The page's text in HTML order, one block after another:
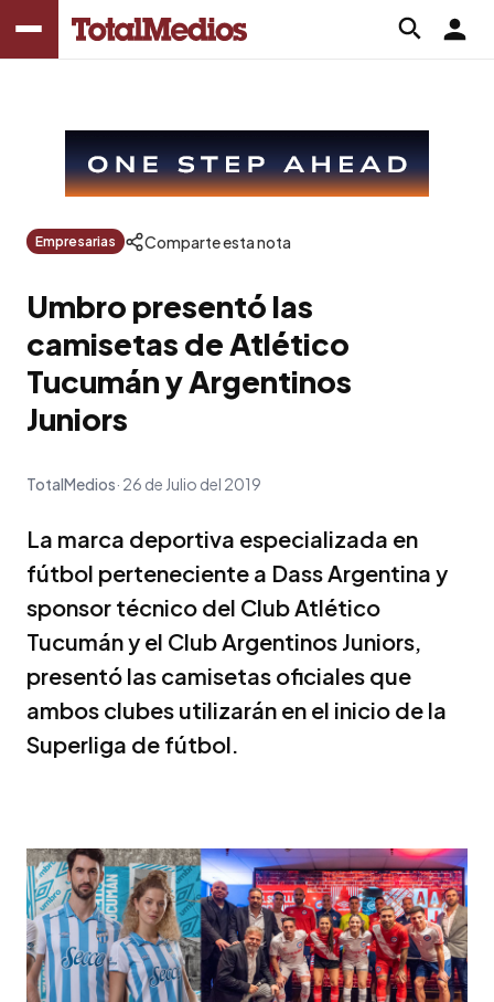
Empresarias Comparte esta nota
Umbro presentó las
camisetas de Atlético
Tucumán y Argentinos
Juniors
TotalMedios 26 de Julio del 2019
La marca deportiva especializada en
fútbol perteneciente a Dass Argentina y
sponsor técnico del Club Atlético
Tucumán y el Club Argentinos Juniors,
presentó las camisetas oficiales que
ambos clubes utilizarán en el inicio de la
Superliga de fútbol.